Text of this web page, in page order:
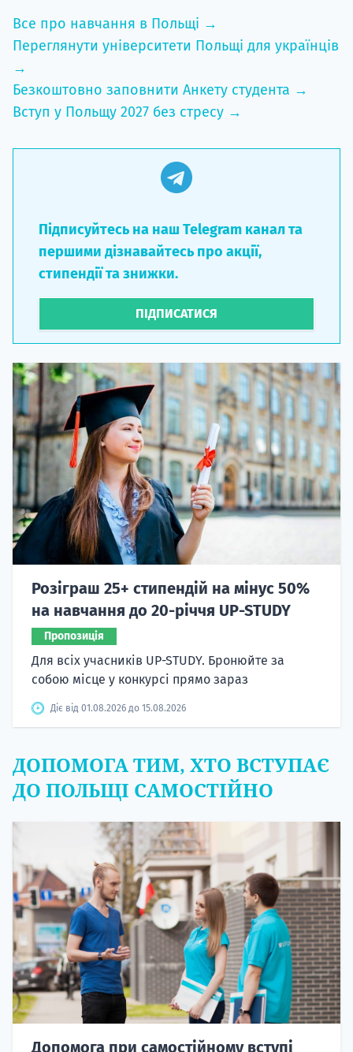
Все про навчання в Польщі →
Переглянути університети Польщі для українців
→
Безкоштовно заповнити Анкету студента →
Вступ у Польщу 2027 без стресу →
Підписуйтесь на наш Telegram канал та
першими дізнавайтесь про акції,
стипендії та знижки.
ПІДПИСАТИСЯ
Розіграш 25+ стипендій на мінус 50%
на навчання до 20-річчя UP-STUDY
Пропозиція
Для всіх учасників UP-STUDY. Бронюйте за
собою місце у конкурсі прямо зараз
Діє від 01.08.2026 до 15.08.2026
ДОПОМОГА ТИМ, ХТО ВСТУПАЄ
ДО ПОЛЬЩІ САМОСТІЙНО
Допомога при самостійному вступі